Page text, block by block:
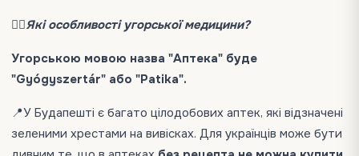
👩‍⚕️Які особливості угорської медицини?
Угорською мовою назва "Аптека" буде
"Gyógyszertár" або "Patika".
📍У Будапешті є багато цілодобових аптек, які відзначені
зеленими хрестами на вивісках. Для українців може бути